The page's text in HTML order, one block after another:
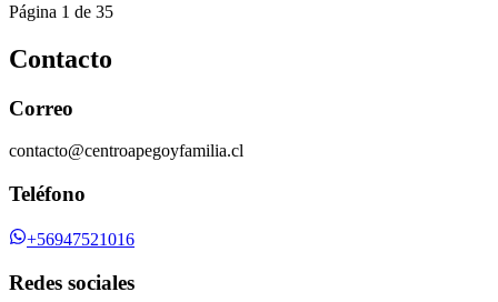
Página 1 de 35
Contacto
Correo
contacto@centroapegoyfamilia.cl
Teléfono
+56947521016
Redes sociales